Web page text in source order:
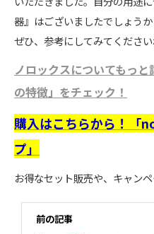
器』はございましたでしょうか
ぜひ、参考にしてみてください
ノロックスについてもっ
の特徴」をチェック！
購入はこちらから！「
プ」
お得なセット販売や、キャン
前の記事